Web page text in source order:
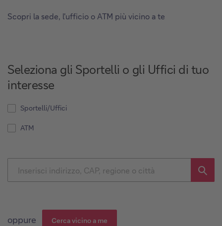
Scopri la sede, l'ufficio o ATM più vicino a te
Seleziona gli Sportelli o gli Uffici di tuo
interesse
Sportelli/Uffici
ATM
oppure Cerca vicino a me